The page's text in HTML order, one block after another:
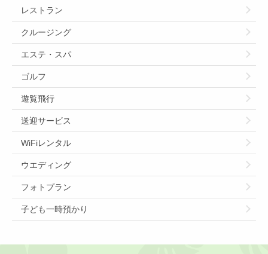
レストラン
クルージング
エステ・スパ
ゴルフ
遊覧飛行
送迎サービス
WiFiレンタル
ウエディング
フォトプラン
子ども一時預かり